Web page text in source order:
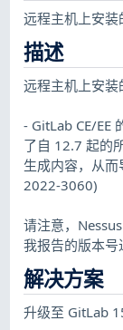
远程主机上安装
描述
远程主机上安装
- GitLab CE/EE
了自 12.7 起的
生成内容，从而
2022-3060)
请注意，
我报告的版本号
解决方案
升级至 GitLab